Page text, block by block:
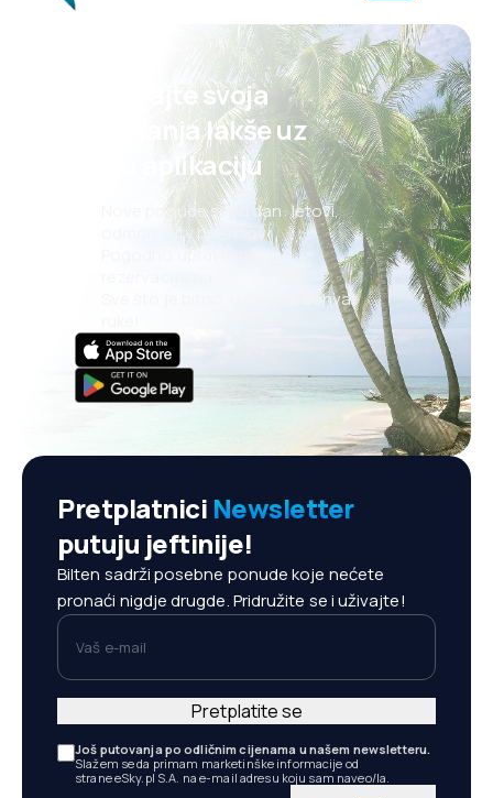
Planirajte svoja
putovanja lakše uz
našu aplikaciju
Nove ponude svaki dan: letovi,
odmori, city break-ovi
Sve što je bitno, uvijek na dohvat
Pretplatnici Newsletter
putuju jeftinije!
Bilten sadrži posebne ponude koje nećete
pronaći nigdje drugde. Pridružite se i uživajte!
Vaš e-mail
Još putovanja po odličnim cijenama u našem newsletteru.
Slažem se da primam marketinške informacije od
strane eSky.pl S.A. na e-mail adresu koju sam naveo/la.
Pretplatite se